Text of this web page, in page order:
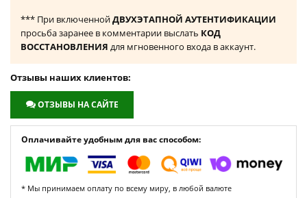
*** При включеннойДВУХЭТАПНОЙ АУТЕНТИФИКАЦИИ
просьба заранее в комментарии выслать КОД
ВОССТАНОВЛЕНИЯ для мгновенного входа в аккаунт.
Отзывы наших клиентов:
ОТЗЫВЫ НА САЙТЕ
Оплачивайте удобным для вас способом:
* Мы принимаем оплату по всему миру, в любой валюте